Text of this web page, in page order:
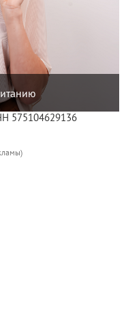
575104629136